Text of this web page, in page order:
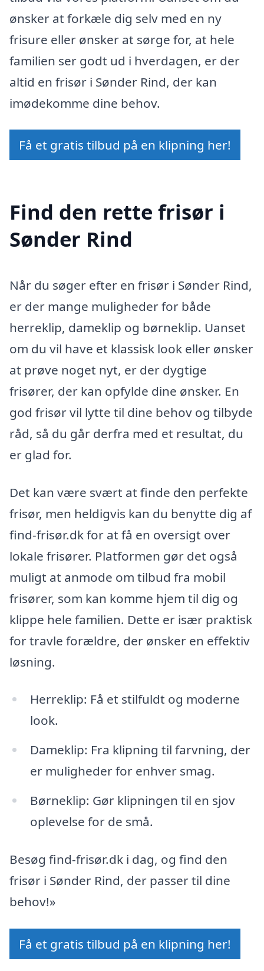
ønsker at forkæle dig selv med en ny
frisure eller ønsker at sørge for, at hele
familien ser godt ud i hverdagen, er der
altid en frisør i Sønder Rind, der kan
imødekomme dine behov.
Få et gratis tilbud på en klipning her!
Find den rette frisør i
Sønder Rind
Når du søger efter en frisør i Sønder Rind,
er der mange muligheder for både
herreklip, dameklip og børneklip. Uanset
om du vil have et klassisk look eller ønsker
at prøve noget nyt, er der dygtige
frisører, der kan opfylde dine ønsker. En
god frisør vil lytte til dine behov og tilbyde
råd, så du går derfra med et resultat, du
er glad for.
Det kan være svært at finde den perfekte
frisør, men heldigvis kan du benytte dig af
find-frisør.dk for at få en oversigt over
lokale frisører. Platformen gør det også
muligt at anmode om tilbud fra mobil
frisører, som kan komme hjem til dig og
klippe hele familien. Dette er især praktisk
for travle forældre, der ønsker en effektiv
løsning.
Herreklip: Få et stilfuldt og moderne
look.
Dameklip: Fra klipning til farvning, der
er muligheder for enhver smag.
Børneklip: Gør klipningen til en sjov
oplevelse for de små.
Besøg find-frisør.dk i dag, og find den
frisør i Sønder Rind, der passer til dine
behov!»
Få et gratis tilbud på en klipning her!